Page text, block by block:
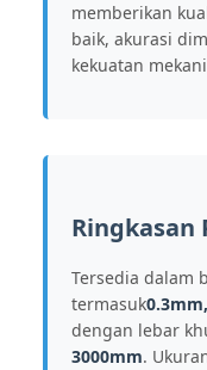
memberikan
baik, akurasi
kekuatan
Ringkasan
Tersedia dalam
termasuk
dengan lebar
3000mm.